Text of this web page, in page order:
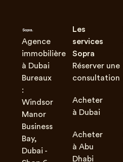
Agence
immobilière
à Dubai
Bureaux
:
Windsor
Manor
Business
Bay,
Dubai -
Les
services
Sopra
Réserver une
consultation
Acheter
à Dubai
Acheter
à Abu
Dhabi